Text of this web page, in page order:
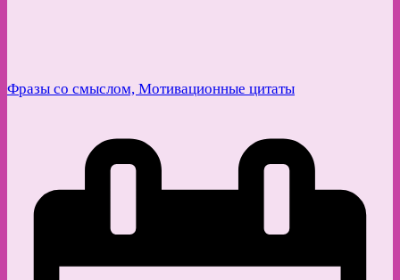
Фразы со смыслом, Мотивационные цитаты